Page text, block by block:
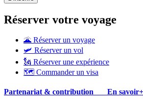
Réserver votre voyage
🌋 Réserver un voyage
🛩 Réserver un vol
🗽 Réserver une expérience
🗺 Commander un visa
Partenariat & contribution En savoir+